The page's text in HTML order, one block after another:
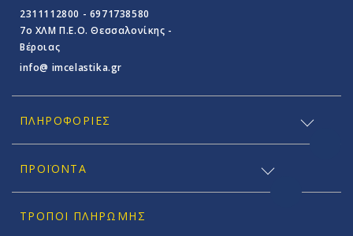
2311112800 - 6971738580
7o ΧΛΜ Π.E.O. Θεσσαλονίκης -
Βέροιας
info@ imcelastika.gr
ΠΛΗΡΟΦΟΡΊΕΣ
ΠΡΟΪΟΝΤΑ
ΤΡΌΠΟΙ ΠΛΗΡΩΜΉΣ